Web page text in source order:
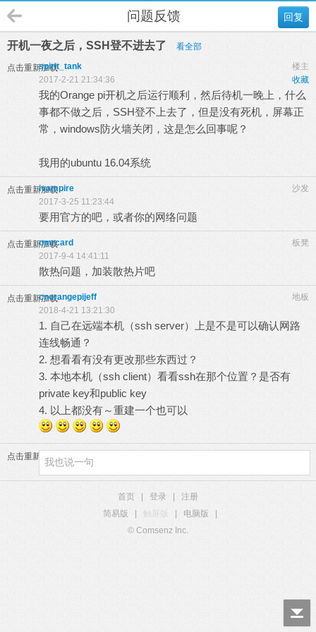
回复
问题反馈
开机一夜之后，SSH登不进去了 看全部
点击重新加载 楼主
spirit_tank
收藏
2017-2-21 21:34:36
我的Orange pi开机之后运行顺利，然后待机一晚上，什么
事都不做之后，SSH登不上去了，但是没有死机，屏幕正
常，windows防火墙关闭，这是怎么回事呢？
我用的ubuntu 16.04系统
点击重新加载 沙发
ivampire
2017-3-25 11:23:44
要用官方的吧，或者你的网络问题
点击重新加载 板凳
omrcard
2017-9-4 14:41:11
散热问题，加装散热片吧
点击重新加载 地板
cnorangepijeff
2018-4-21 13:21:30
1. 自己在远端本机（ssh server）上是不是可以确认网路
连线畅通？
2. 想看看有没有更改那些东西过？
3. 本地本机（ssh client）看看ssh在那个位置？是否有
private key和public key
4. 以上都没有～重建一个也可以
点击重新加载
首页 登录
注册
简易版
触屏版 电脑版
© Comsenz Inc.